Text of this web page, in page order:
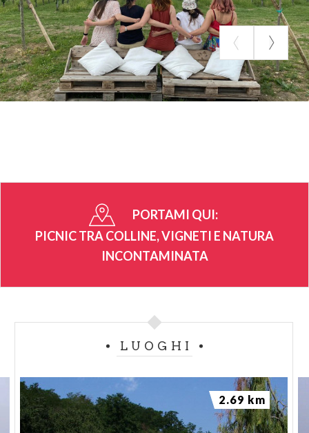
PORTAMI QUI:
PICNIC TRA COLLINE, VIGNETI E NATURA
INCONTAMINATA
LUOGHI
2.69 km